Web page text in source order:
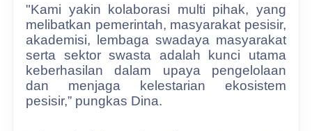
"Kami yakin kolaborasi multi pihak, yang
melibatkan pemerintah, masyarakat pesisir,
akademisi, lembaga swadaya masyarakat
serta sektor swasta adalah kunci utama
keberhasilan dalam upaya pengelolaan
dan menjaga kelestarian ekosistem
pesisir,” pungkas Dina.